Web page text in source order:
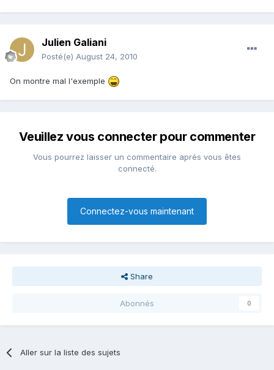
Julien Galiani
Posté(e) August 24, 2010
On montre mal l'exemple
Veuillez vous connecter pour commenter
Vous pourrez laisser un commentaire après vous êtes
connecté.
Connectez-vous maintenant
Share
Abonnés 0
Aller sur la liste des sujets